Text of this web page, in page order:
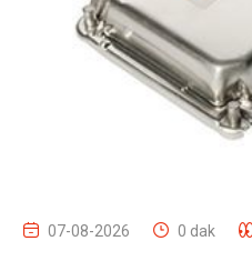
07-08-2026 0 dak